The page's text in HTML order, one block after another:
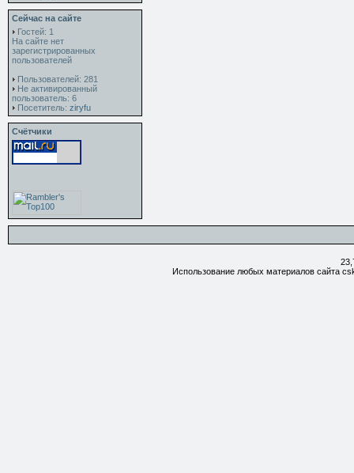
Сейчас на сайте
Гостей: 1
На сайте нет
зарегистрированных
пользователей
Пользователей: 281
Не активированный
пользователь: 6
Посетитель: ziryfu
Счётчики
Использование любых материалов сайта